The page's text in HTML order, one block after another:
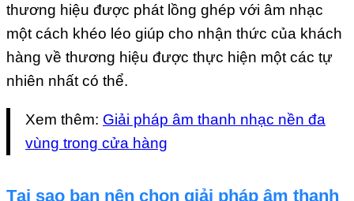
thương hiệu được phát lồng ghép với âm nhạc
một cách khéo léo giúp cho nhận thức của khách
hàng về thương hiệu được thực hiện một các tự
nhiên nhất có thể.
Xem thêm: Giải pháp âm thanh nhạc nền đa
vùng trong cửa hàng
Tại sao bạn nên chọn giải pháp âm thanh